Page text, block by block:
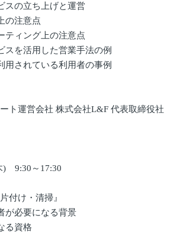
スの立ち上げと運営
の注意点
ティング上の注意点
スを活用した営業手法の例
用されている利用者の事例
ート運営会社 株式会社L&F 代表取締役社
) 9:30～17:30
付け・清掃』
が必要になる背景
る資格